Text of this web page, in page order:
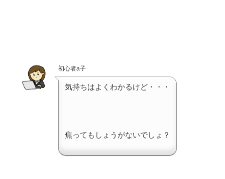
初心者a子
気持ちはよくわかるけど・・・
焦ってもしょうがないでしょ？